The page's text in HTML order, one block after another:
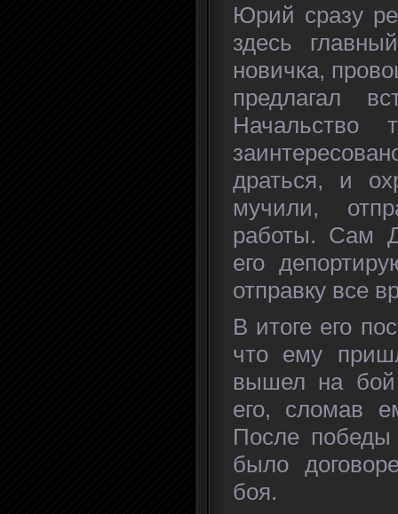
Юрий сразу
здесь
новичка,
предлагал
драться, и
мучили,
работы. Сам
его
отправку все
В итоге его
что ему
вышел на
его, сломав
После победы
было
боя.